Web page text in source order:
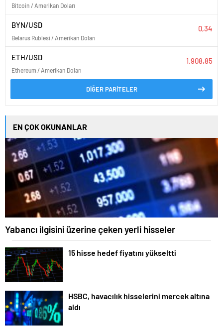
Bitcoin / Amerikan Doları
BYN/USD
Belarus Rublesi / Amerikan Doları
0,34
ETH/USD
Ethereum / Amerikan Doları
1.908,85
DİĞER PARİTELER
EN ÇOK OKUNANLAR
Yabancı ilgisini üzerine çeken yerli hisseler
15 hisse hedef fiyatını yükseltti
HSBC, havacılık hisselerini mercek altına
aldı